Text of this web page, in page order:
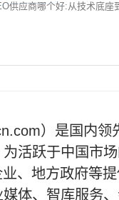
供应商哪个好:从技术底座
）是国内领
活跃于中国市
、地方政府等
体、智库服务